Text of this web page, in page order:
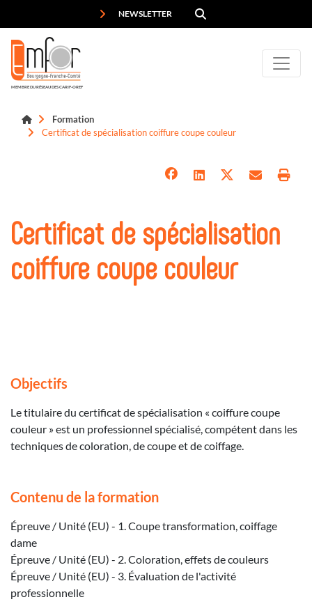
NEWSLETTER
MEMBRE DU RÉSEAU DES CARIF-OREF
Formation
Certificat de spécialisation coiffure coupe couleur
Certificat de spécialisation
coiffure coupe couleur
Objectifs
Le titulaire du certificat de spécialisation « coiffure coupe
couleur » est un professionnel spécialisé, compétent dans les
techniques de coloration, de coupe et de coiffage.
Contenu de la formation
Épreuve / Unité (EU) - 1. Coupe transformation, coiffage
dame
Épreuve / Unité (EU) - 2. Coloration, effets de couleurs
Épreuve / Unité (EU) - 3. Évaluation de l'activité
professionnelle
Panneau de gestion des cookies